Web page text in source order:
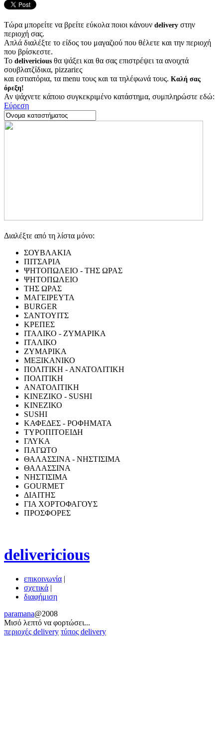
Τώρα μπορείτε να βρείτε εύκολα ποιοι κάνουν delivery στην
περιοχή σας.
Απλά διαλέξτε το είδος του μαγαζιού που θέλετε και την περιοχή
που βρίσκεστε.
Το delivericious θα ψάξει και θα σας επιστρέψει τα ανοιχτά
σουβλατζίδικα, pizzariες
και εστιατόρια, τα menu τους και τα τηλέφωνά τους. Καλή σας
όρεξη!
Αν ψάχνετε κάποιο συγκεκριμένο κατάστημα, συμπληρώστε εδώ:
Εύρεση
Διαλέξτε από τη λίστα μόνο:
ΣΟΥΒΛΑΚΙΑ
ΠΙΤΣΑΡΙΑ
ΨΗΤΟΠΩΛΕΙΟ - ΤΗΣ ΩΡΑΣ
ΨΗΤΟΠΩΛΕΙΟ
ΤΗΣ ΩΡΑΣ
ΜΑΓΕΙΡΕΥΤΑ
BURGER
ΣΑΝΤΟΥΙΤΣ
ΚΡΕΠΕΣ
ΙΤΑΛΙΚΟ - ΖΥΜΑΡΙΚΑ
ΙΤΑΛΙΚΟ
ΖΥΜΑΡΙΚΑ
ΜΕΞΙΚΑΝΙΚΟ
ΠΟΛΙΤΙΚΗ - ΑΝΑΤΟΛΙΤΙΚΗ
ΠΟΛΙΤΙΚΗ
ΑΝΑΤΟΛΙΤΙΚΗ
ΚΙΝΕΖΙΚΟ - SUSHI
ΚΙΝΕΖΙΚΟ
SUSHI
ΚΑΦΕΔΕΣ - ΡΟΦΗΜΑΤΑ
ΤΥΡΟΠΙΤΟΕΙΔΗ
ΓΛΥΚΑ
ΠΑΓΩΤΟ
ΘΑΛΑΣΣΙΝΑ - ΝΗΣΤΙΣΙΜΑ
ΘΑΛΑΣΣΙΝΑ
ΝΗΣΤΙΣΙΜΑ
GOURMET
ΔΙΑΙΤΗΣ
ΓΙΑ ΧΟΡΤΟΦΑΓΟΥΣ
ΠΡΟΣΦΟΡΕΣ
delivericious
επικοινωνία |
σχετικά |
διαφήμιση
paramana@2008
Μισό λεπτό να φoρτώσει...
περιοχές delivery τύπος delivery